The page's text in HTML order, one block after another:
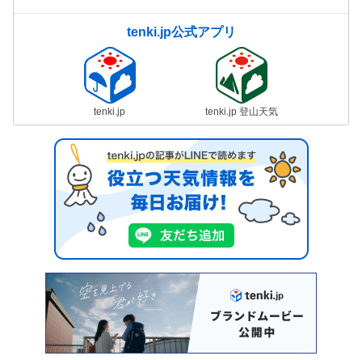
tenki.jp公式アプリ
tenki.jp tenki.jp 登山天気